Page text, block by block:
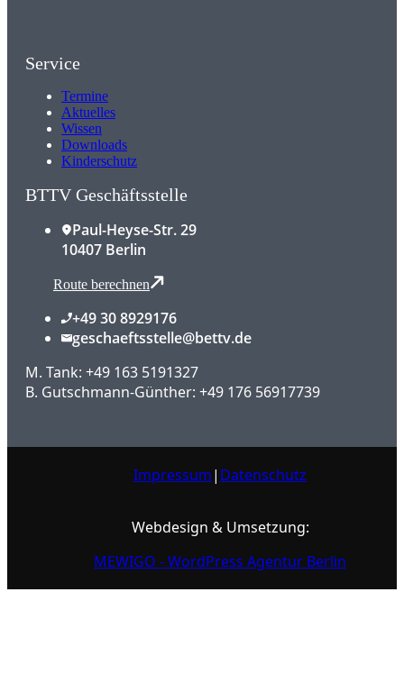
Service
Termine
Aktuelles
Wissen
Downloads
Kinderschutz
BTTV Geschäftsstelle
Paul-Heyse-Str. 29
10407 Berlin
Route berechnen
+49 30 8929176
geschaeftsstelle@bettv.de
M. Tank: +49 163 5191327
B. Gutschmann-Günther: +49 176 56917739
Impressum| Datenschutz
Webdesign & Umsetzung:
MEWIGO - WordPress Agentur Berlin